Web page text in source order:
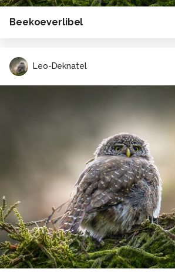
Beekoeverlibel
Leo-Deknatel